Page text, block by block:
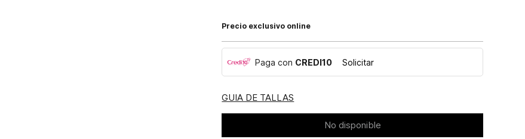
Precio exclusivo online
Paga con CREDI10 Solicitar
GUIA DE TALLAS
No disponible